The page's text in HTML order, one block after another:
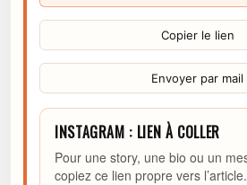
Copier le lien
Envoyer par mail
INSTAGRAM : LIEN À COLLER
Pour une story, une bio ou un
copiez ce lien propre vers l’article.